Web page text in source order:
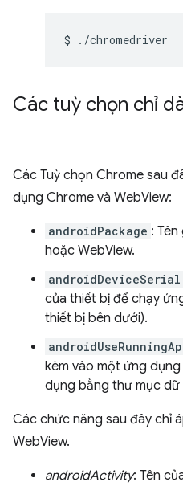
$
Các tuỳ chọn chỉ
Các Tuỳ chọn Chrome sau
dụng Chrome và WebView:
androidPackage :
hoặc WebView.
androidDeviceSerial
của thiết bị để chạy
thiết bị bên dưới).
kèm vào một ứng
dụng bằng thư mục dữ
Các chức năng sau đây chỉ
WebView.
androidActivity: Tên